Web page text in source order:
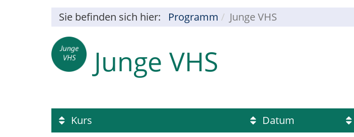
Sie befinden sich hier: Programm Junge VHS
Junge VHS
Kurs Datum